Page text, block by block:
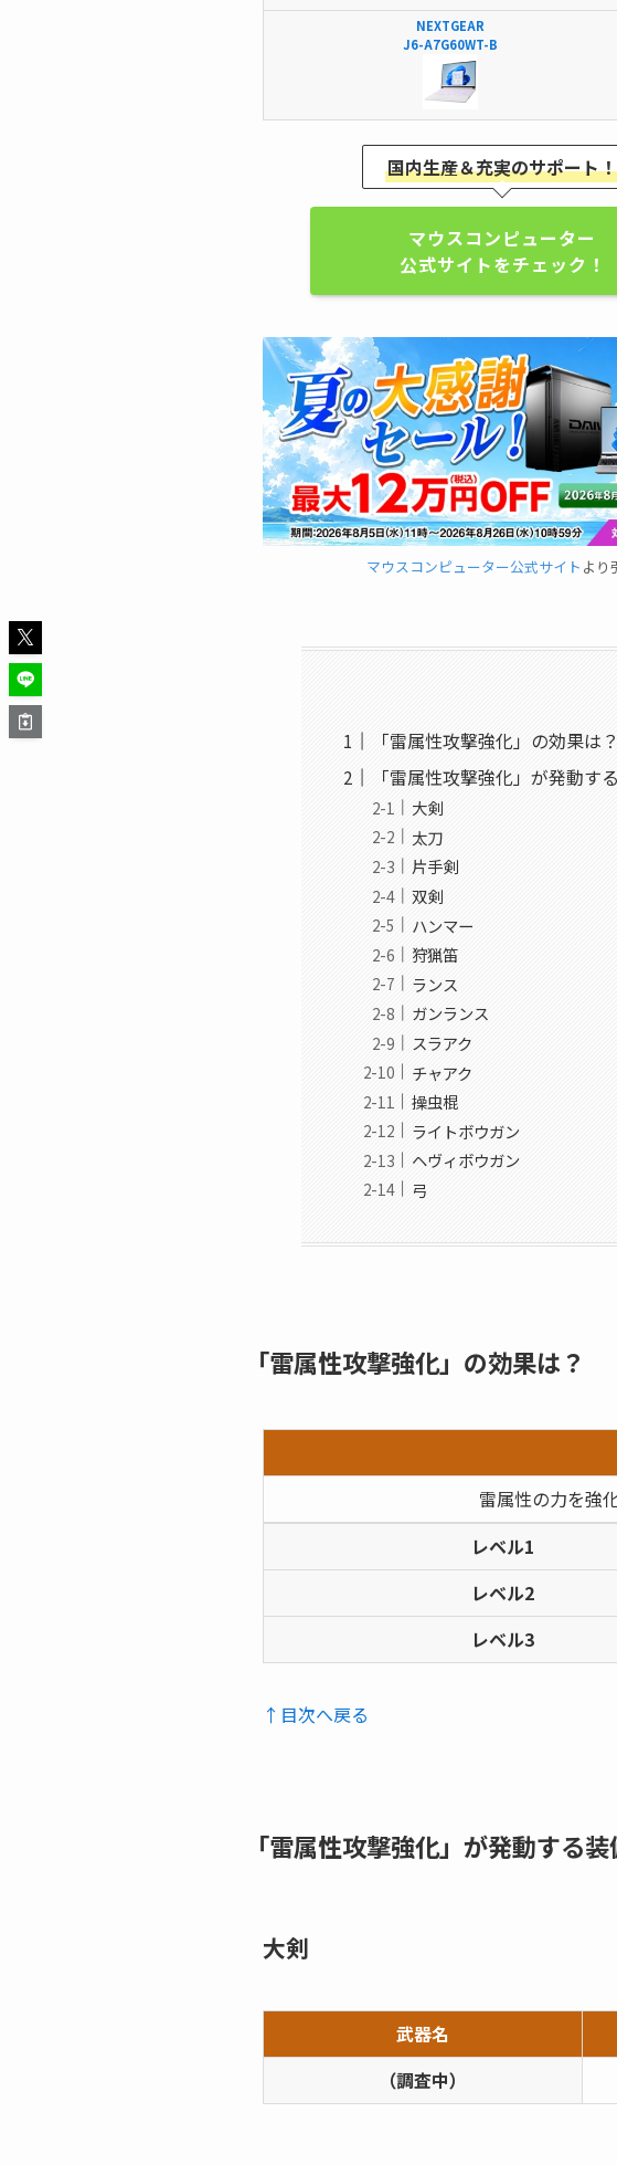
NEXTGEAR
J6-A7G60WT-B
国内生産＆充実のサポート！
マウスコンピューター
公式サイトをチェック！
マウスコンピューター公式サイト より
「雷属性攻撃強化」の効果は？
「雷属性攻撃強化」が発動す
大剣
太刀
片手剣
双剣
ハンマー
狩猟笛
ランス
ガンランス
スラアク
チャアク
操虫棍
ライトボウガン
ヘヴィボウガン
弓
「雷属性攻撃強化」の効果は？
雷属性の力を強
レベル1
レベル2
レベル3
↑目次へ戻る
「雷属性攻撃強化」が発動する
大剣
武器名
（調査中）